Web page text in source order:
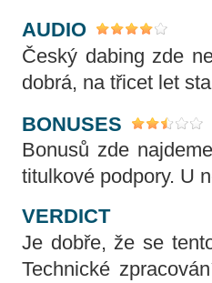
AUDIO
Český dabing zde
dobrá, na třicet let
BONUSES
Bonusů zde
titulkové podpory. U
VERDICT
Je dobře, že se
Technické